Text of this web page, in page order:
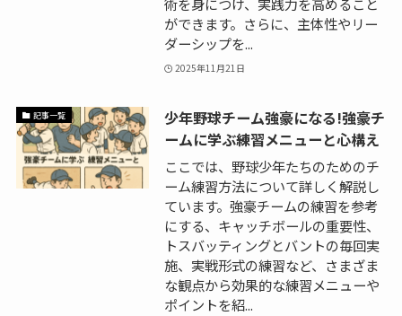
ができます。さらに、主体性やリー
ダーシップを...
2025年11月21日
記事一覧
少年野球チーム強豪になる!強豪チ
ームに学ぶ練習メニューと心構え
ここでは、野球少年たちのためのチ
ーム練習方法について詳しく解説し
ています。強豪チームの練習を参考
にする、キャッチボールの重要性、
トスバッティングとバントの毎回実
施、実戦形式の練習など、さまざま
な観点から効果的な練習メニューや
ポイントを紹...